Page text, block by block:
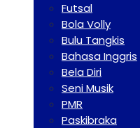
Futsal
Bola Volly
Bulu Tangkis
Bahasa Inggris
Bela Diri
Seni Musik
PMR
Paskibraka